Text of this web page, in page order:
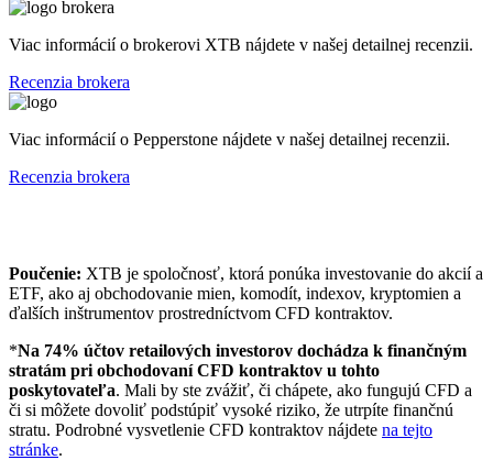
Viac informácií o brokerovi XTB nájdete v našej detailnej recenzii.
Recenzia brokera
Viac informácií o Pepperstone nájdete v našej detailnej recenzii.
Recenzia brokera
Poučenie: XTB je spoločnosť, ktorá ponúka investovanie do akcií a
ETF, ako aj obchodovanie mien, komodít, indexov, kryptomien a
ďalších inštrumentov prostredníctvom CFD kontraktov.
*Na 74% účtov retailových investorov dochádza k finančným
stratám pri obchodovaní CFD kontraktov u tohto
poskytovateľa. Mali by ste zvážiť, či chápete, ako fungujú CFD a
či si môžete dovoliť podstúpiť vysoké riziko, že utrpíte finančnú
stratu. Podrobné vysvetlenie CFD kontraktov nájdete na tejto
stránke.